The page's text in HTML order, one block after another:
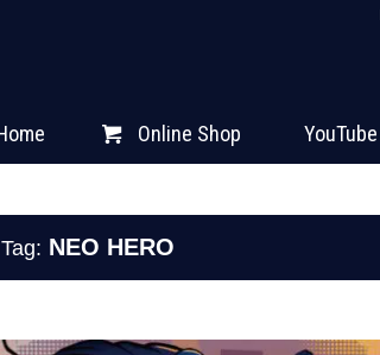
Online Shop YouTube
Tag: NEO HERO